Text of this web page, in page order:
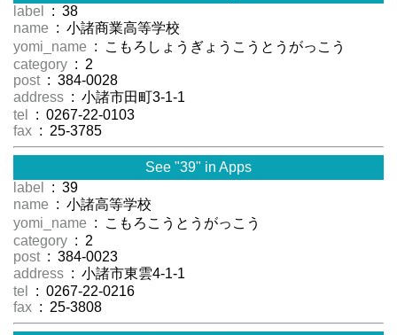
label
: 38
name : 小諸商業高等学校
yomi_name : こもろしょうぎょうこうとうがっこう
category : 2
post : 384-0028
address : 小諸市田町3-1-1
tel
: 0267-22-0103
fax : 25-3785
See "39" in Apps
label
: 39
name : 小諸高等学校
yomi_name : こもろこうとうがっこう
category : 2
post : 384-0023
address : 小諸市東雲4-1-1
tel
: 0267-22-0216
fax : 25-3808